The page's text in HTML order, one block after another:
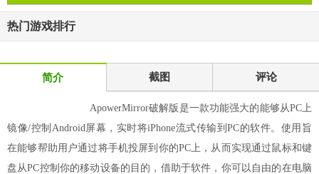
热门游戏排行
简介 截图 评论
ApowerMirror破解版是一款功能强大的能够从PC上
镜像/控制Android屏幕，实时将iPhone流式传输到PC的软件。使用旨
在能够帮助用户通过将手机投屏到你的PC上，从而实现通过鼠标和键
盘从PC控制你的移动设备的目的，借助于软件，你可以自由的在电脑